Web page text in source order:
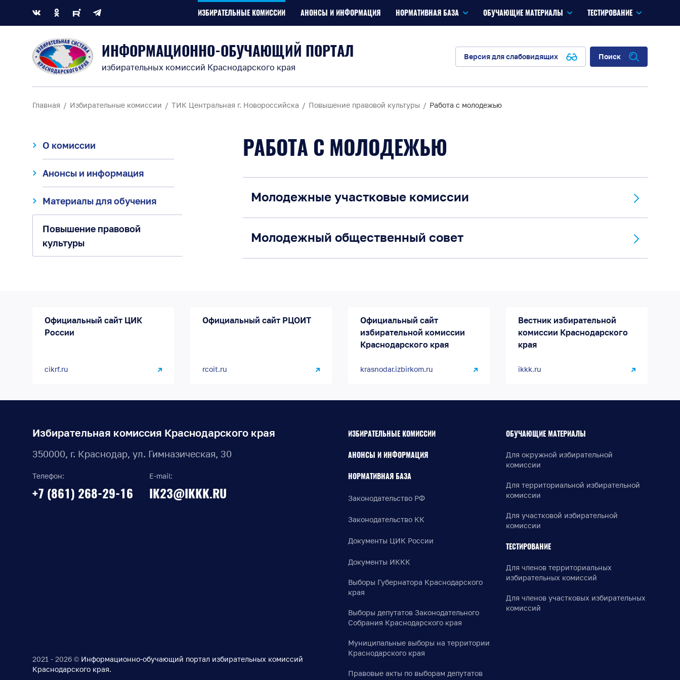
ИЗБИРАТЕЛЬНЫЕ КОМИССИИ АНОНСЫ И ИНФОРМАЦИЯ НОРМАТИВНАЯ БАЗА ОБУЧАЮЩИЕ МАТЕРИАЛЫ ТЕСТИРОВАНИЕ
ИНФОРМАЦИОННО-ОБУЧАЮЩИЙ ПОРТАЛ
избирательных комиссий Краснодарского края
Версия для слабовидящих Поиск
Главная Избирательные комиссии ТИК Центральная г. Новороссийска Повышение правовой культуры Работа с молодежью
О комиссии
Анонсы и информация
Материалы для обучения
Повышение правовой
культуры
РАБОТА С МОЛОДЕЖЬЮ
Молодежные участковые комиссии
Молодежный общественный совет
Официальный сайт ЦИК
России
cikrf.ru
Официальный сайт РЦОИТ
rcoit.ru
Официальный сайт
избирательной комиссии
Краснодарского края
krasnodar.izbirkom.ru
Вестник избирательной
комиссии Краснодарского
края
ikkk.ru
Избирательная комиссия Краснодарского края
350000, г. Краснодар, ул. Гимназическая, 30
Телефон:
+7 (861) 268-29-16
E-mail:
IK23@IKKK.RU
2021 - 2026 © Информационно-обучающий портал избирательных комиссий
Краснодарского края.
ИЗБИРАТЕЛЬНЫЕ КОМИССИИ
АНОНСЫ И ИНФОРМАЦИЯ
НОРМАТИВНАЯ БАЗА
Законодательство РФ
Законодательство КК
Документы ЦИК России
Документы ИККК
Выборы Губернатора Краснодарского
края
Выборы депутатов Законодательного
Собрания Краснодарского края
Муниципальные выборы на территории
Краснодарского края
Правовые акты по выборам депутатов
ОБУЧАЮЩИЕ МАТЕРИАЛЫ
Для окружной избирательной
комиссии
Для территориальной избирательной
комиссии
Для участковой избирательной
комиссии
ТЕСТИРОВАНИЕ
Для членов территориальных
избирательных комиссий
Для членов участковых избирательных
комиссий